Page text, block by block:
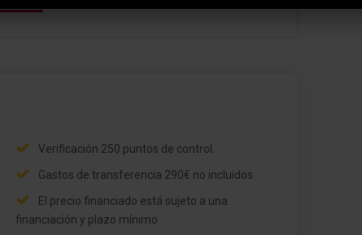
Cámara de marcha atrás (Rear View)
peatones
cansancio
Verificación 250 puntos de control.
Gastos de transferencia 290€ no incluidos.
El precio financiado está sujeto a una
financiación y plazo mínimo